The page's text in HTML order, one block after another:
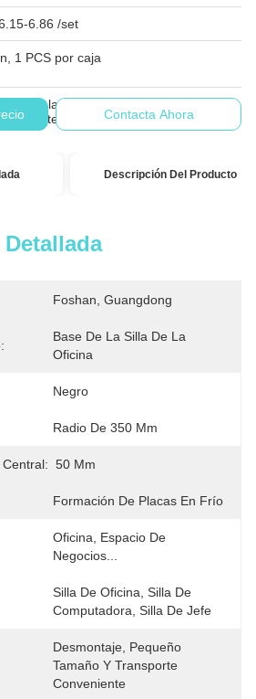
USD 6.15-6.86 /set
1 PCS por caja
de la ayuda se calculará en función
siguientes datos: Contacta Ahora
Descripción Del Producto
Foshan, Guangdong
Base De La Silla De La
Oficina
Negro
Radio De 350 Mm
50 Mm
Formación De Placas En Frío
Oficina, Espacio De
Negocios...
Silla De Oficina, Silla De
Computadora, Silla De Jefe
Desmontaje, Pequeño
Tamaño Y Transporte
Conveniente